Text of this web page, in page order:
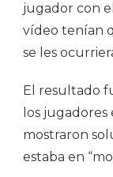
jugador con
vídeo tenían
se les
El resultado
los jugadores
mostraron
estaba en